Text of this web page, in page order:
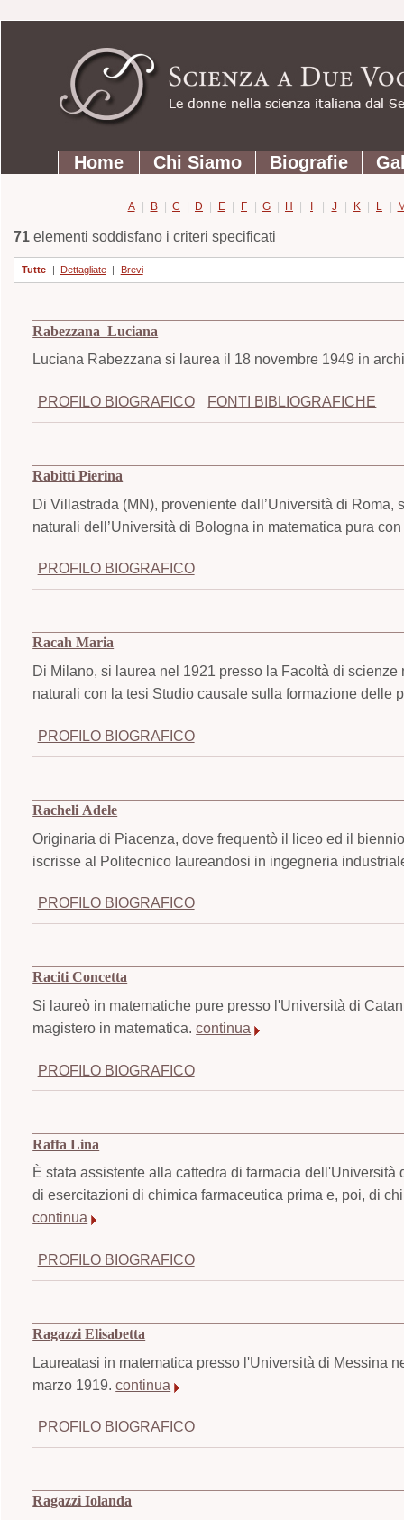
contenuti.
Strumenti
personali
SezioniHome Chi Siamo Biografie
A | B | C | D | E | F | G | H | I | J | K | L |
71elementi soddisfano i criteri specificati
Tutte | Dettagliate | Brevi
Rabezzana Luciana
Luciana Rabezzana si laurea il 18 novembre 1949 in
PROFILO BIOGRAFICO FONTI BIBLIOGRAFICHE
Rabitti Pierina
Di Villastrada (MN), proveniente dall’Università di
naturali dell’Università di Bologna in matematica pura
PROFILO BIOGRAFICO
Racah Maria
Di Milano, si laurea nel 1921 presso la Facoltà di
naturali con la tesi Studio causale sulla formazione delle
PROFILO BIOGRAFICO
Racheli Adele
Originaria di Piacenza, dove frequentò il liceo ed il
iscrisse al Politecnico laureandosi in ingegneria
PROFILO BIOGRAFICO
Raciti Concetta
Si laureò in matematiche pure presso l'Università di
magistero in matematica.continua
PROFILO BIOGRAFICO
Raffa Lina
È stata assistente alla cattedra di farmacia
di esercitazioni di chimica farmaceutica prima e, poi, di
continua
PROFILO BIOGRAFICO
Ragazzi Elisabetta
Laureatasi in matematica presso l'Università di Messina
marzo 1919.continua
PROFILO BIOGRAFICO
Ragazzi Iolanda